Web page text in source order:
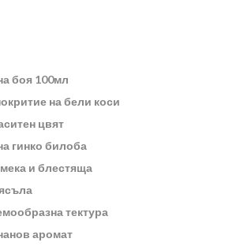
боя 100мл
на бели коси
цвят
гинко билоба
и блестяща
тектура
аромат